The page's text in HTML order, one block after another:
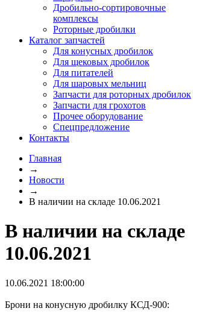
Дробильно-сортировочные
комплексы
Роторные дробилки
Каталог запчастей
Для конусных дробилок
Для щековых дробилок
Для питателей
Для шаровых мельниц
Запчасти для роторных дробилок
Запчасти для грохотов
Прочее оборудование
Спецпредложение
Контакты
Главная
→
Новости
→
В наличии на складе 10.06.2021
В наличии на складе
10.06.2021
10.06.2021 18:00:00
Брони на конусную дробилку КСД-900: